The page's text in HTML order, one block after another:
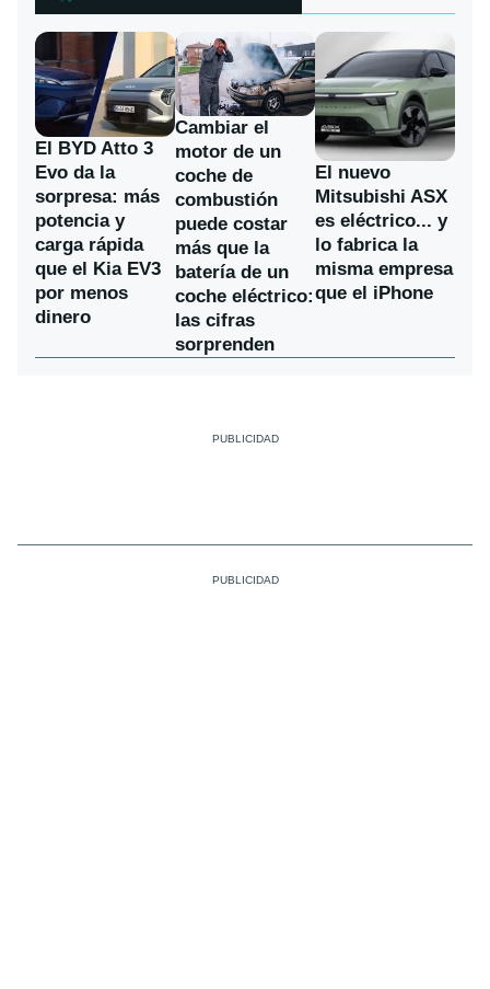
El BYD Atto 3
Evo da la
sorpresa: más
potencia y
carga rápida
que el Kia EV3
por menos
dinero
Cambiar el
motor de un
coche de
combustión
puede costar
más que la
batería de un
coche eléctrico:
las cifras
sorprenden
El nuevo
Mitsubishi ASX
es eléctrico... y
lo fabrica la
misma empresa
que el iPhone